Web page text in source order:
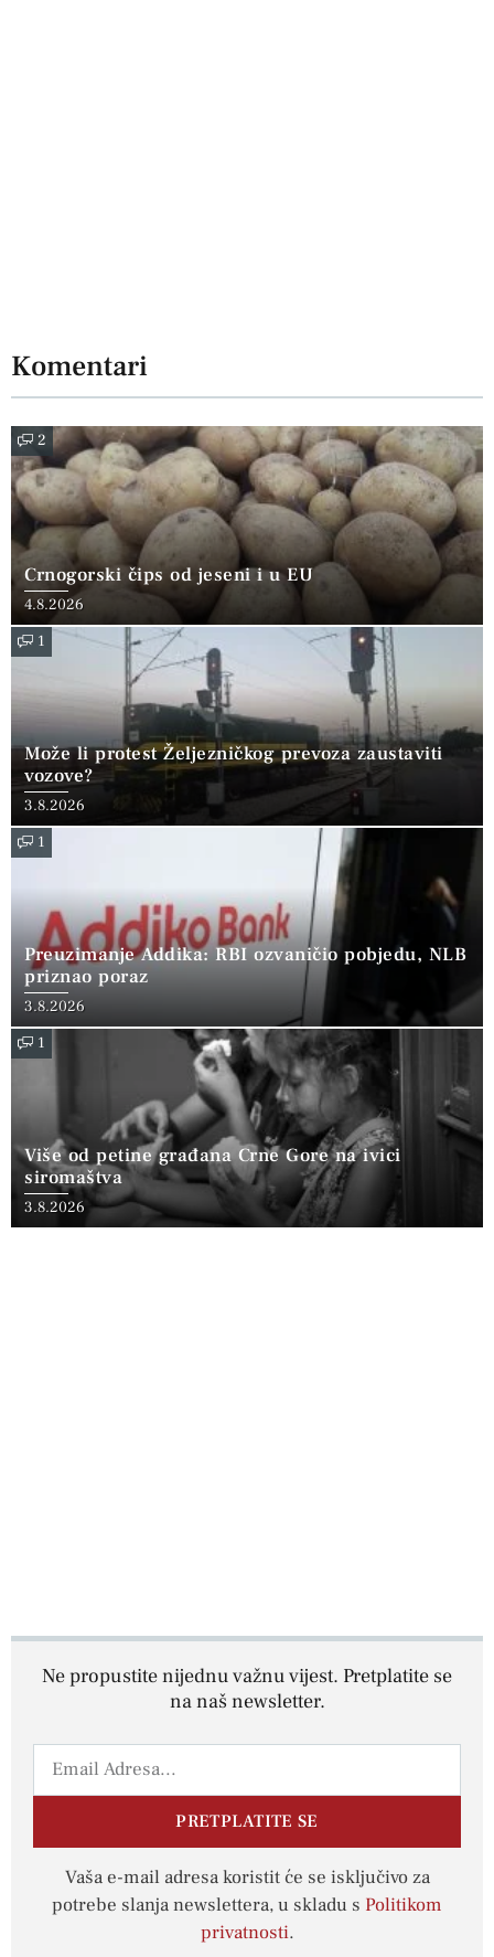
Komentari
2
Crnogorski čips od jeseni i u EU
4.8.2026
1
Može li protest Željezničkog prevoza zaustaviti
vozove?
3.8.2026
1
Preuzimanje Addika: RBI ozvaničio pobjedu, NLB
priznao poraz
3.8.2026
1
Više od petine građana Crne Gore na ivici
siromaštva
3.8.2026
Ne propustite nijednu važnu vijest. Pretplatite se
na naš newsletter.
PRETPLATITE SE
Vaša e-mail adresa koristit će se isključivo za
potrebe slanja newslettera, u skladu s Politikom
privatnosti.